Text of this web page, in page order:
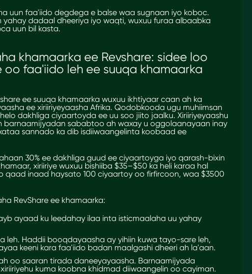
uun faa'iido degdega e balse waa sugnaan iyo koboc.
dadaal dheeriya iyo waqti, wuxuu furaa albaabka
uun bil kasta.
khamaarka ee Revshare: sidee loo
faa'iido leh ee suuqa khamaarka
ee suuqa khamaarka wuxuu ikhtiyaar caan ah ka
ee xiriiriyeyaasha Afrika. Qodobkooda ugu muhiimsan
dakhliga ciyaartoyda ee uu soo jiito jaalku. Xiriiriyeyaashu
barnaamijyadan sababtoo ah waxay u oggolaanayaan inay
sannado ka dib isdiiwaangelinta koobaad ee
30% ee dakhliga guud ee ciyaartoyga iyo qarash-bixin
xiriiriye wuxuu bishiiba $35–$50 ka heli karaa hal
qaad inaad haysato 100 ciyaartoy oo firfircoon, waa $3500
RevShare ee khamaarka:
ayaad ku leedahay ilaa inta isticmaalaha uu yahay
leh. Haddii booqdayaasha ay yihiin kuwa tayo-sare leh,
keeni kara faa'iido badanmaalgashi dheeri ah la'aan.
oo saaran tirada daneeyayaasha. Barnaamijyada
kuma koobna khidmad diiwaangelin oo cayiman.